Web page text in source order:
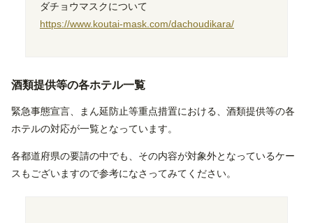
ダチョウマスクについて
https://www.koutai-mask.com/dachoudikara/
酒類提供等の各ホテル一覧
緊急事態宣言、まん延防止等重点措置における、酒類提供等の各
ホテルの対応が一覧となっています。
各都道府県の要請の中でも、その内容が対象外となっているケー
スもございますので参考になさってみてください。